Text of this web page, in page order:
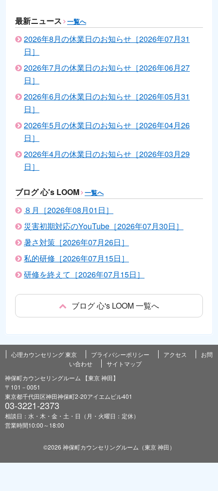
最新ニュース 一覧へ
2026年8月の休業日のお知らせ［2026年07月31
日］
2026年7月の休業日のお知らせ［2026年06月27
日］
2026年6月の休業日のお知らせ［2026年05月31
日］
2026年5月の休業日のお知らせ［2026年04月26
日］
2026年4月の休業日のお知らせ［2026年03月29
日］
ブログ 心's LOOM 一覧へ
８月［2026年08月01日］
災害初期対応のYouTube［2026年07月30日］
暑さ対策［2026年07月26日］
私的研修［2026年07月15日］
研修を終えて［2026年07月15日］
ブログ 心's LOOM 一覧へ
心理カウンセリング 東京 プライバシーポリシー アクセス
お問
い合わせ
サイトマップ
神保町カウンセリングルーム 【東京 神田】
〒101－0051
東京都千代田区神田神保町2-20アイエムビル401
03-3221-2373
相談日：水・木・金・土・日（月・火曜日：定休）
営業時間10:00～18:00
©2026 神保町カウンセリングルーム（東京 神田）